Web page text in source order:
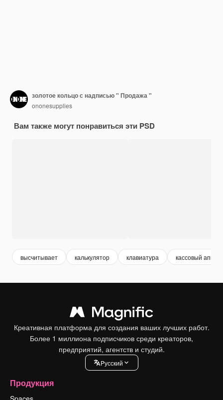
золотое кольцо с надписью " Продажа "
ononesupplies
Вам также могут понравиться эти PSD
высчитывает калькулятор клавиатура кассовый
Креативная платформа для создания ваших лучших работ.
Более 1 миллиона подписчиков среди креаторов,
предприятий, агентств и студий.
Pусский
Продукция